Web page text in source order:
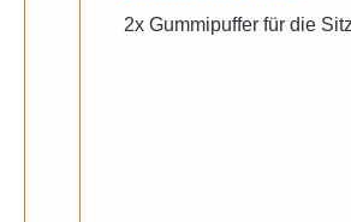
2x Gummipuffer für die